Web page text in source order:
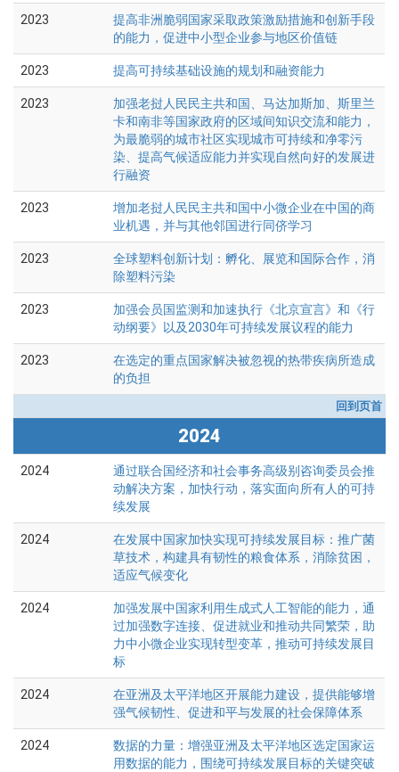
2023
提高非洲脆弱国家采取政策激励措施和创新手段
的能力，促进中小型企业参与地区价值链
2023 提高可持续基础设施的规划和融资能力
2023
加强老挝人民民主共和国、马达加斯加、斯里兰
卡和南非等国家政府的区域间知识交流和能力，
为最脆弱的城市社区实现城市可持续和净零污
染、提高气候适应能力并实现自然向好的发展进
行融资
2023
增加老挝人民民主共和国中小微企业在中国的商
业机遇，并与其他邻国进行同侪学习
2023
全球塑料创新计划：孵化、展览和国际合作，消
除塑料污染
2023
加强会员国监测和加速执行《北京宣言》和《行
动纲要》以及2030年可持续发展议程的能力
2023
在选定的重点国家解决被忽视的热带疾病所造成
的负担
回到页首
2024
2024
通过联合国经济和社会事务高级别咨询委员会推
动解决方案，加快行动，落实面向所有人的可持
续发展
2024
在发展中国家加快实现可持续发展目标：推广菌
草技术，构建具有韧性的粮食体系，消除贫困，
适应气候变化
2024
加强发展中国家利用生成式人工智能的能力，通
过加强数字连接、促进就业和推动共同繁荣，助
力中小微企业实现转型变革，推动可持续发展目
标
2024
在亚洲及太平洋地区开展能力建设，提供能够增
强气候韧性、促进和平与发展的社会保障体系
2024
数据的力量：增强亚洲及太平洋地区选定国家运
用数据的能力，围绕可持续发展目标的关键突破